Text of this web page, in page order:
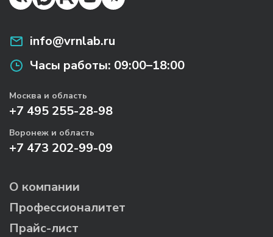
info@vrnlab.ru
Часы работы: 09:00–18:00
Москва и область
+7 495 255-28-98
Воронеж и область
+7 473 202-99-09
О компании
Профессионалитет
Прайс-лист